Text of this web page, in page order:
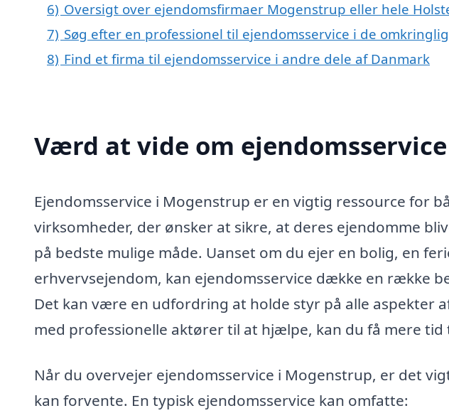
6) Oversigt over ejendomsfirmaer Mogenstrup eller hele
7) Søg efter en professionel til ejendomsservice i de
8) Find et firma til ejendomsservice i andre dele af Danmark
Værd at vide om
Ejendomsservice i Mogenstrup er en vigtig ressource for
virksomheder, der ønsker at sikre, at deres ejendomme
på bedste mulige måde. Uanset om du ejer en bolig, en
erhvervsejendom, kan ejendomsservice dække en række
Det kan være en udfordring at holde styr på alle aspekter
med professionelle aktører til at hjælpe, kan du få mere tid
Når du overvejer ejendomsservice i Mogenstrup, er det
kan forvente. En typisk ejendomsservice kan omfatte: